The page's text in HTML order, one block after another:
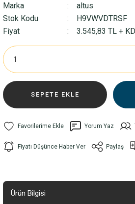
Marka
altus
Stok Kodu
H9VWVDTRSF
Fiyat
3.545,83 TL +
SEPETE EKLE
Yorum Yaz
Fiyatı Düşünce Haber Ver Paylaş
Ürün Bilgisi